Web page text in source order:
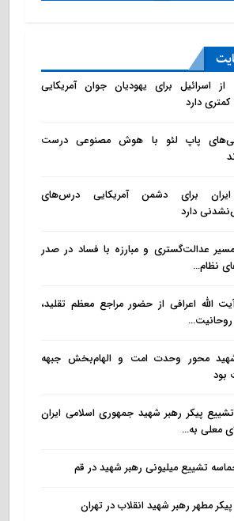
اسرائیل برای یهودیان جوان آمریکایی
دارد
پاپ لئو با هوش مصنوعی درست
برای دشمن آمریکایی درس‌های
دارد
عدالت‌گستری و مبارزه با فساد در صدر
نظام…
الله اعرافی از حضور مراجع معظم تقلید،
محور وحدت امت و الهام‌بخش جبهه
بود
پیکر رهبر شهید جمهوری اسلامی ایران
معلی به…
تشییع میلیونی رهبر شهید در قم
مطهر رهبر شهید انقلاب در تهران